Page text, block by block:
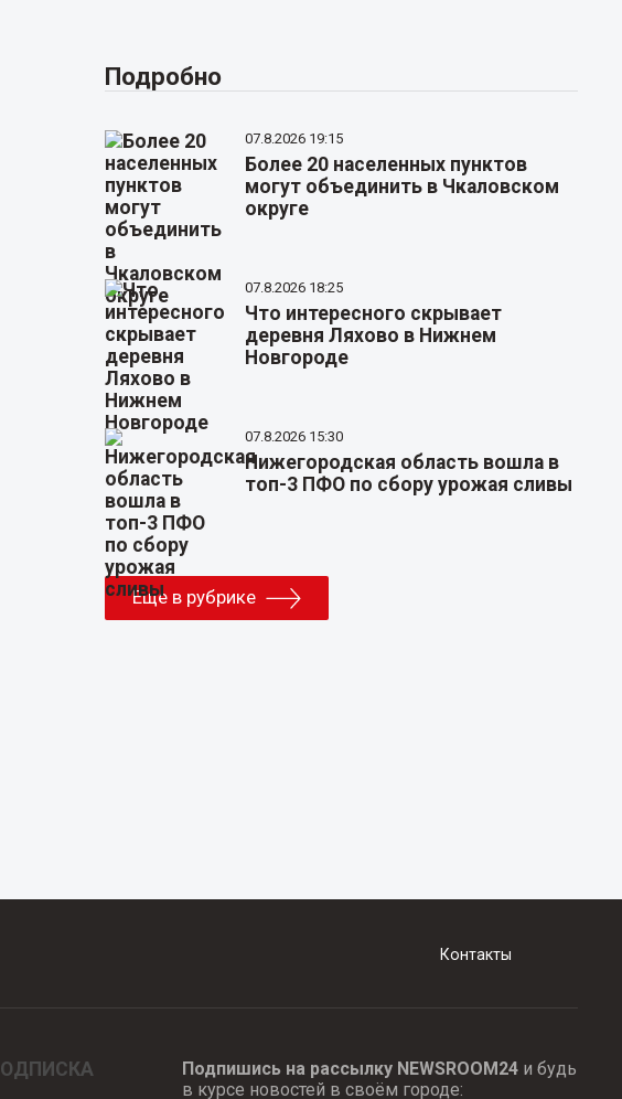
Подробно
07.8.2026 19:15
Более 20 населенных пунктов
могут объединить в Чкаловском
округе
07.8.2026 18:25
Что интересного скрывает
деревня Ляхово в Нижнем
Новгороде
07.8.2026 15:30
Нижегородская область вошла в
топ-3 ПФО по сбору урожая сливы
Еще в рубрике
Контакты
Подпишись на рассылку NEWSROOM24и будь
в курсе новостей в своём городе: